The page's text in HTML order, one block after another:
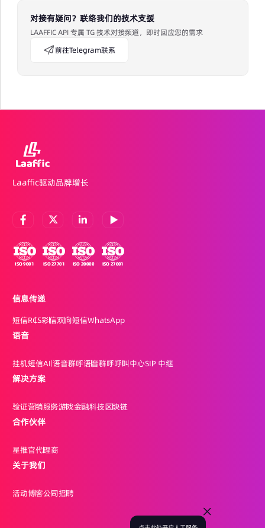
对接有疑问？联络我们的技术支援
LAAFFIC API 专属 TG 技术对接频道，即时回应您的需求
前往Telegram联系
Laaffic驱动品牌增长
信息传递
短信RCS彩信双向短信WhatsApp
语音
挂机短信AI 语音群呼语音群呼呼叫中心SIP 中继
解决方案
验证营销服务游戏金融科技区块链
合作伙伴
星推官代理商
关于我们
活动博客公司招聘